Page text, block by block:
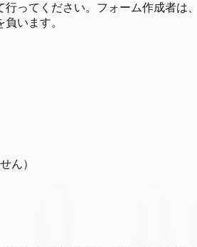
ってください。フォーム作成者は
います。
ん）